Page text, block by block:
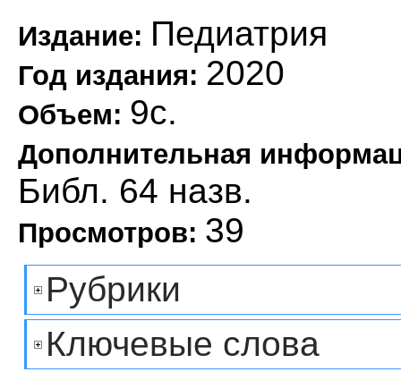
Издание: Педиатрия
Год издания: 2020
Объем: 9с.
Дополнительная
Библ. 64 назв.
Просмотров: 39
Рубрики
Ключевые слова